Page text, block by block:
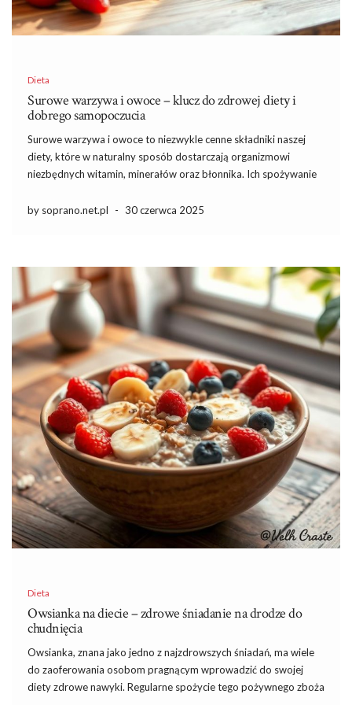
Dieta
Surowe warzywa i owoce – klucz do zdrowej diety i
dobrego samopoczucia
Surowe warzywa i owoce to niezwykle cenne składniki naszej
diety, które w naturalny sposób dostarczają organizmowi
niezbędnych witamin, minerałów oraz błonnika. Ich spożywanie
na nasze zdrowie psychiczne i ogólne samopoczucie.
by soprano.net.pl - 30 czerwca 2025
Dieta
Owsianka na diecie – zdrowe śniadanie na drodze do
chudnięcia
Owsianka, znana jako jedno z najzdrowszych śniadań, ma wiele
do zaoferowania osobom pragnącym wprowadzić do swojej
diety zdrowe nawyki. Regularne spożycie tego pożywnego zboża